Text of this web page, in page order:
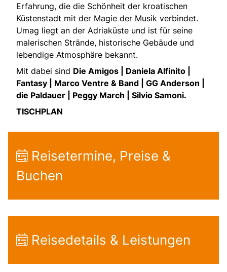
Erfahrung, die die Schönheit der kroatischen
Küstenstadt mit der Magie der Musik verbindet.
Umag liegt an der Adriaküste und ist für seine
malerischen Strände, historische Gebäude und
lebendige Atmosphäre bekannt.
Mit dabei sind Die Amigos | Daniela Alfinito |
Fantasy | Marco Ventre & Band | GG Anderson |
die Paldauer | Peggy March | Silvio Samoni.
TISCHPLAN
Reisetermine, Preise &
Buchen
Reisedetails & Leistungen